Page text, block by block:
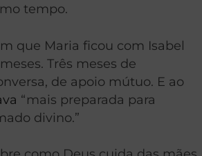
tempo.
que Maria ficou com Isabel
Três meses de
de apoio mútuo. E ao
“mais preparada para
divino.”